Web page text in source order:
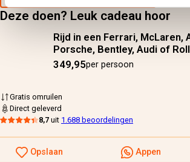
Deze doen? Leuk cadeau hoor
Rijd in een Ferrari, McLaren,
Porsche, Bentley, Audi of
349,95per persoon
Gratis omruilen
Direct geleverd
8,7 uit 1.688 beoordelingen
Opslaan Appen